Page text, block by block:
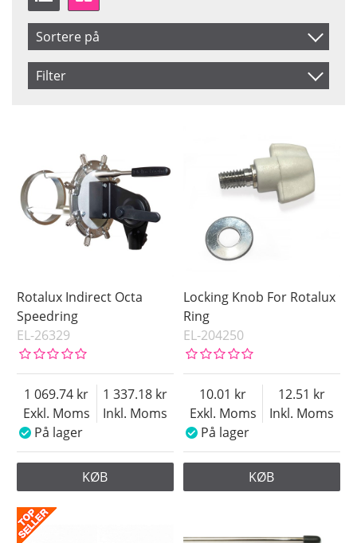
Sortere på
Produkt Nr.
Filter
Rotalux Indirect Octa
Speedring
EL-26329
Exkl. Moms
1 069.74
Inkl. Moms
1 337.18
På lager
KØB
Locking Knob For Rotalux
Ring
EL-204250
Exkl. Moms
10.01
Inkl. Moms
12.51
På lager
KØB